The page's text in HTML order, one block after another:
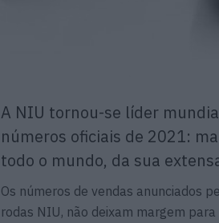
A NIU tornou-se líder
números oficiais de 2021:
todo o mundo, da sua
Os números de vendas anunciados
rodas NIU, não deixam margem